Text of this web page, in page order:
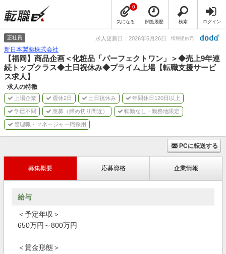
気になる
0
閲覧履歴 検索 ログイン
正社員 求人更新日：2026年6月26日 情報提供元
新日本製薬株式会社
【福岡】商品企画＜化粧品「パーフェクトワン」＞◆売上9年連
続トップクラス◆土日祝休み◆プライム上場【転職支援サービ
ス求人】
求人の特徴
上場企業 週休2日 土日祝休み 年間休日120日以上
学歴不問 急募（締め切り間近） 転勤なし・勤務地限定
管理職・マネージャー職採用
PCに転送する
募集概要 応募資格 企業情報
給与
＜予定年収＞
650万円～800万円
＜賃金形態＞